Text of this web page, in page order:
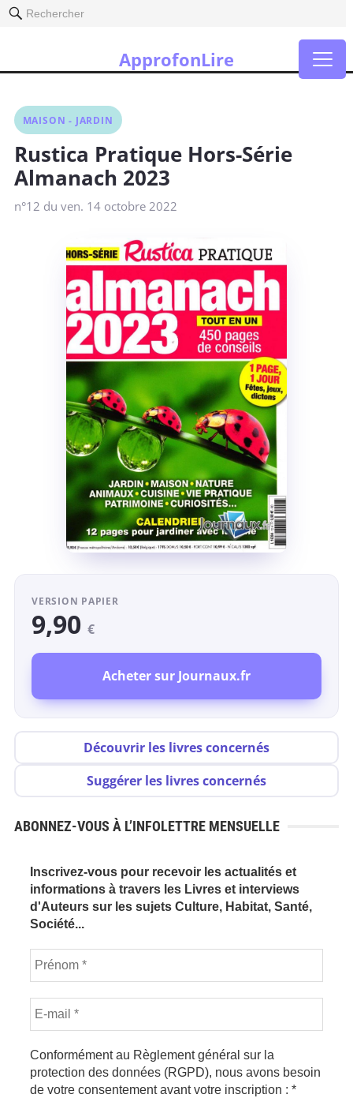
Rechercher
ApprofonLire
MAISON - JARDIN
Rustica Pratique Hors-Série
Almanach 2023
n°12 du ven. 14 octobre 2022
VERSION PAPIER
9,90€
Acheter sur Journaux.fr
Découvrir les livres concernés
Suggérer les livres concernés
ABONNEZ-VOUS À L’INFOLETTRE MENSUELLE
Inscrivez-vous pour recevoir les actualités et
informations à travers les Livres et interviews
d'Auteurs sur les sujets Culture, Habitat, Santé,
Société...
Conformément au Règlement général sur la
protection des données (RGPD), nous avons besoin
de votre consentement avant votre inscription : *